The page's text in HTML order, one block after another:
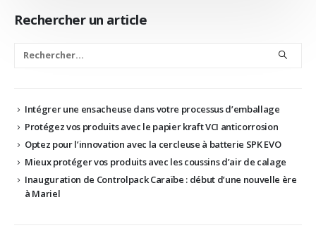
Rechercher un article
Intégrer une ensacheuse dans votre processus d’emballage
Protégez vos produits avec le papier kraft VCI anticorrosion
Optez pour l’innovation avec la cercleuse à batterie SPK EVO
Mieux protéger vos produits avec les coussins d’air de calage
Inauguration de Controlpack Caraïbe : début d’une nouvelle ère
à Mariel